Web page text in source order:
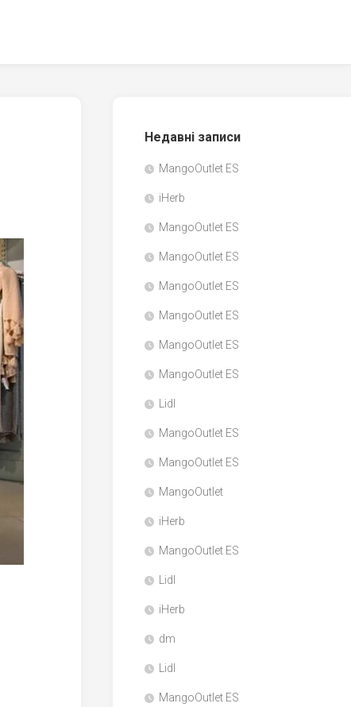
Недавні записи
MangoOutlet ES
iHerb
MangoOutlet ES
MangoOutlet ES
MangoOutlet ES
MangoOutlet ES
MangoOutlet ES
MangoOutlet ES
Lidl
MangoOutlet ES
MangoOutlet ES
MangoOutlet
iHerb
MangoOutlet ES
Lidl
iHerb
dm
Lidl
MangoOutlet ES